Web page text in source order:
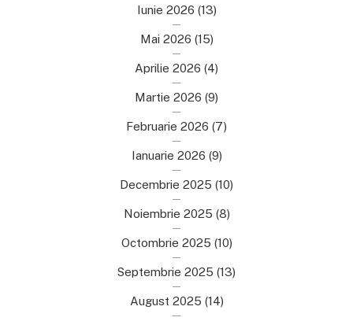
Iunie 2026 (13)
Mai 2026 (15)
Aprilie 2026 (4)
Martie 2026 (9)
Februarie 2026 (7)
Ianuarie 2026 (9)
Decembrie 2025 (10)
Noiembrie 2025 (8)
Octombrie 2025 (10)
Septembrie 2025 (13)
August 2025 (14)